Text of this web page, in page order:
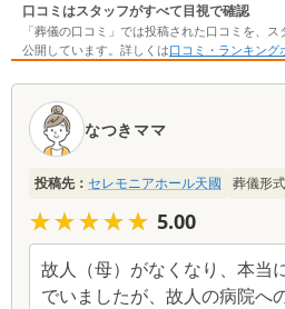
口コミはスタッフがすべて目視で確認
「葬儀の口コミ」では投稿された口コミを、
公開しています。詳しくは口コミ・ランキング
なつきママ
投稿先： セレモニアホール天國 葬儀形式
★★★★★
★★★★★ 5.00
故人（母）がなくなり、本当
でいましたが、故人の病院へ